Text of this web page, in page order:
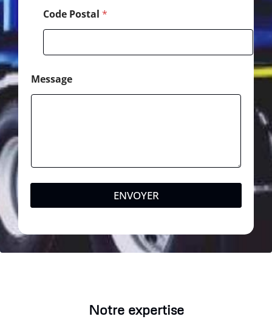
Code Postal *
Message
ENVOYER
Notre expertise